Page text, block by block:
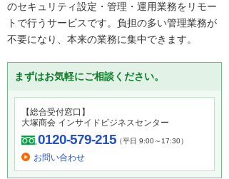
のセキュリティ設定・管理・運用業務をリモー
トで行うサービスです。負担の多い管理業務が
不要になり、本来の業務に集中できます。
まずはお気軽にご相談ください。
【総合受付窓口】
大塚商会 インサイドビジネスセンター
0120-579-215（平日 9:00～17:30）
お問い合わせ